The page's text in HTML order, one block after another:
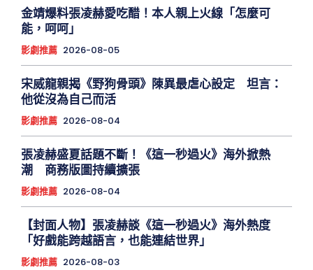
金靖爆料張凌赫愛吃醋！本人親上火線「怎麼可
能，呵呵」
影劇推薦 2026-08-05
宋威龍親揭《野狗骨頭》陳異最虐心設定 坦言：
他從沒為自己而活
影劇推薦 2026-08-04
張凌赫盛夏話題不斷！《這一秒過火》海外掀熱
潮 商務版圖持續擴張
影劇推薦 2026-08-04
【封面人物】張凌赫談《這一秒過火》海外熱度
「好戲能跨越語言，也能連結世界」
影劇推薦 2026-08-03